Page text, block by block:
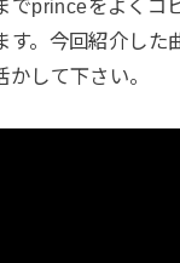
でprinceをよくコ
す。今回紹介し
して下さい。